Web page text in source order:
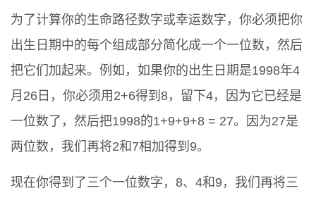
为了计算你的生命路径数字或幸运数字，你必须把你
出生日期中的每个组成部分简化成一个一位数，然后
把它们加起来。例如，如果你的出生日期是1998年4
月26日，你必须用2+6得到8，留下4，因为它已经是
一位数了，然后把1998的1+9+9+8 = 27。因为27是
两位数，我们再将2和7相加得到9。
现在你得到了三个一位数字，8、4和9，我们再将三